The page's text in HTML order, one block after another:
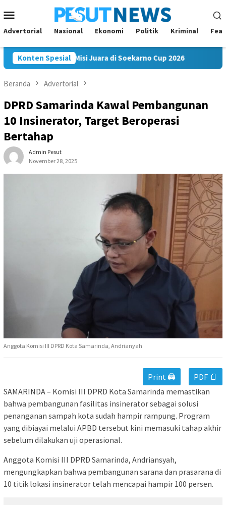
ke
kontenMobile
Advertorial Nasional Ekonomi Politik Kriminal
Konten Spesial
FC Bawa Misi Juara di Soekarno Cup 2026 Andi Satya
Beranda Advertorial
DPRD Samarinda Kawal Pembangunan
10 Insinerator, Target Beroperasi
Bertahap
Admin Pesut
November 28, 2025
Anggota Komisi III DPRD Kota Samarinda, Andrianyah
Print 🖨
PDF 📄
SAMARINDA – Komisi III DPRD Kota Samarinda memastikan
bahwa pembangunan fasilitas insinerator sebagai solusi
penanganan sampah kota sudah hampir rampung. Program
yang dibiayai melalui APBD tersebut kini memasuki tahap akhir
sebelum dilakukan uji operasional.
Anggota Komisi III DPRD Samarinda, Andriansyah,
mengungkapkan bahwa pembangunan sarana dan prasarana di
10 titik lokasi insinerator telah mencapai hampir 100 persen.